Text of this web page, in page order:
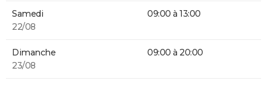
Samedi
22/08
09:00 à 13:00
Dimanche
23/08
09:00 à 20:00